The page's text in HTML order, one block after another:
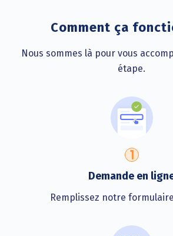
Comment ça
Nous sommes là pour vous
étape.
Demande en
Remplissez notre